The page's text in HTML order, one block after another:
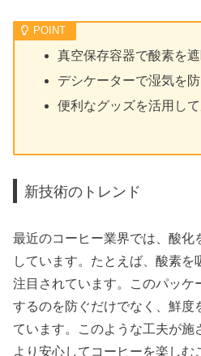
真空保存容器で酸素を
デシケーターで湿気を
便利なグッズを活用し
新技術のトレンド
最近のコーヒー業界では、酸化
しています。たとえば、酸素
注目されています。このパッケ
するのを防ぐだけでなく、鮮度
ています。このような工夫が施
より安心してコーヒーを楽しむ